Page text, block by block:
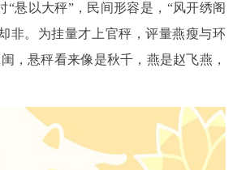
“悬以大秤”，民间形容是，“风开绣阁
非。为挂量才上官秤，评量燕瘦与环
，悬秤看来像是秋千，燕是赵飞燕，